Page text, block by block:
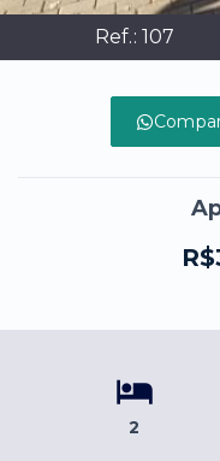
Ref.: 107
2